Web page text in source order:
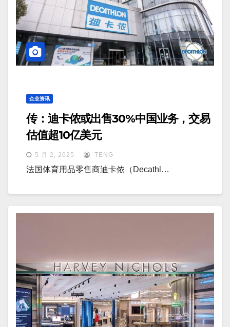
企业资讯
传：迪卡侬或出售30%中国业务，交易
估值超10亿美元
5 月 2, 2025 TENG
法国体育用品零售商迪卡侬（Decathl…